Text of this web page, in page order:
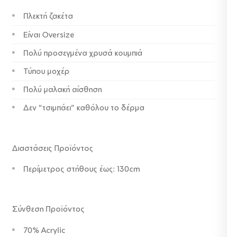
was:
59,00 €.
τιμή
είναι:
49,00 €.
Πλεκτή ζακέτα
Είναι Oversize
Πολύ προσεγμένα χρυσά κουμπιά
Τύπου μοχέρ
Πολύ μαλακή αίσθηση
Δεν “τσιμπάει” καθόλου το δέρμα
Διαστάσεις Προϊόντος
Περίμετρος στήθους έως: 130cm
Σύνθεση Προϊόντος
70% Acrylic